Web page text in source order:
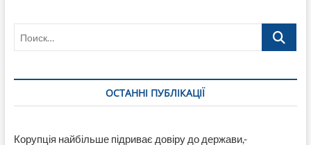
Рада
изменила
правила
Поиск…
ОСТАННІ ПУБЛІКАЦІЇ
Корупція найбільше підриває довіру до держави,-